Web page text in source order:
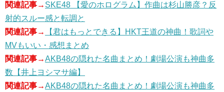
関連記事→ SKE48 【愛のホログラム】作曲は杉山勝彦？反
射的スルー感と転調と
関連記事→
【君はもっとできる】HKT王道の神曲！歌詞や
MVもいい・感想まとめ
関連記事→AKB48の隠れた名曲まとめ！劇場公演も神曲多
数【井上ヨシマサ編】
関連記事→AKB48の隠れた名曲まとめ！劇場公演も神曲多